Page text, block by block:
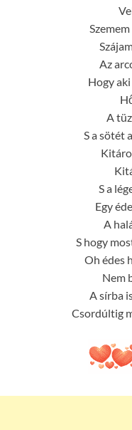
Az
Hogy
A
S a sötét
S a
Egy
A
S hogy
Oh édes
Nem
A sírba
Csordúltig